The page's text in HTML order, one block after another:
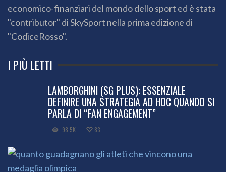
economico-finanziari del mondo dello sport ed è stata
"contributor" di SkySport nella prima edizione di
"CodiceRosso".
I PIÙ LETTI
LAMBORGHINI (SG PLUS): ESSENZIALE
DEFINIRE UNA STRATEGIA AD HOC QUANDO SI
PARLA DI “FAN ENGAGEMENT”
98.5K 83